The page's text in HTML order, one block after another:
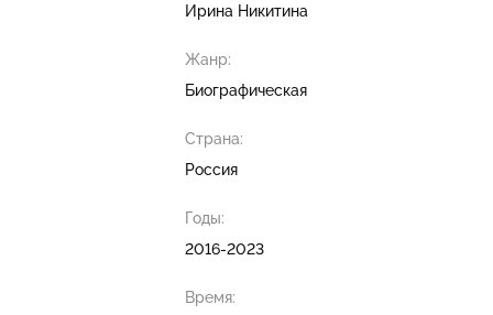
Ирина Никитина
Жанр:
Биографическая
Страна:
Россия
Годы:
2016-2023
Время: